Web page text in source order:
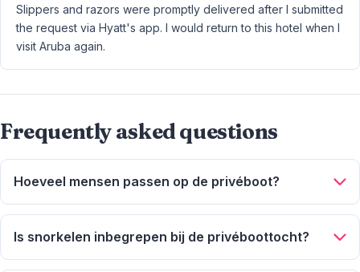
Slippers and razors were promptly delivered after I submitted
the request via Hyatt's app. I would return to this hotel when I
visit Aruba again.
Frequently asked questions
Hoeveel mensen passen op de privéboot?
6 personen zijn inbegrepen in de basisprijs, met een maximum
van 12 personen. Extra personen boven 6 kosten $25 per
Is snorkelen inbegrepen bij de privéboottocht?
Alleen bij trips van 2 uur of langer.